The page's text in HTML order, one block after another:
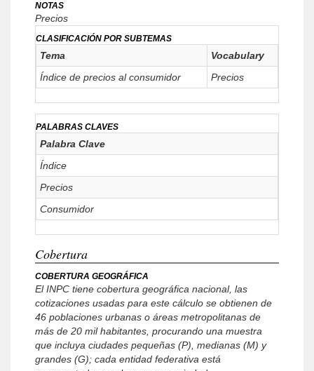
NOTAS
Precios
CLASIFICACIÓN POR SUBTEMAS
Tema
Vocabulary
Índice de precios al consumidor
Precios
PALABRAS CLAVES
Palabra Clave
Índice
Precios
Consumidor
Cobertura
COBERTURA GEOGRÁFICA
El INPC tiene cobertura geográfica nacional, las
cotizaciones usadas para este cálculo se obtienen de
46 poblaciones urbanas o áreas metropolitanas de
más de 20 mil habitantes, procurando una muestra
que incluya ciudades pequeñas (P), medianas (M) y
grandes (G); cada entidad federativa está